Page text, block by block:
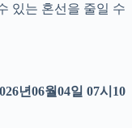
있는 혼선을 줄일 수
년06월04일 07시10